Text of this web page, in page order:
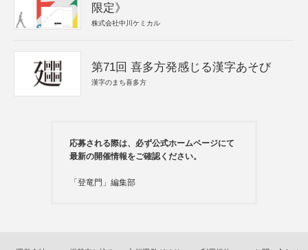
限定》
株式会社中川ケミカル
第71回 喜多方発感じる漢字あそび
漢字のまち喜多方
応募される際は、必ず公式ホームページにて
最新の開催情報をご確認ください。
「登竜門」編集部